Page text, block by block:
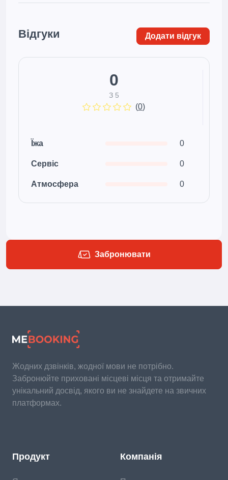
Відгуки Додати відгук
0
З 5
(0)
Їжа
Сервіс
Атмосфера
0
0
0
Забронювати
Жодних дзвінків, жодної мови не потрібно.
Забронюйте приховані місцеві місця та отримайте
унікальний досвід, якого ви не знайдете на звичних
платформах.
Продукт Компанія